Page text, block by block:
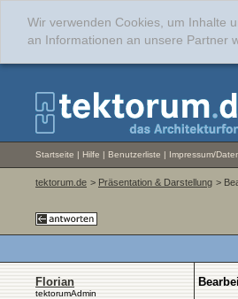
Wir verwenden Cookies, um Inhalte
an Informationen an unsere Partner
Startseite | Hilfe | Benutzerliste | Impressum/
tektorum.de > Präsentation & Darstellung >
Florian
tektorumAdmin